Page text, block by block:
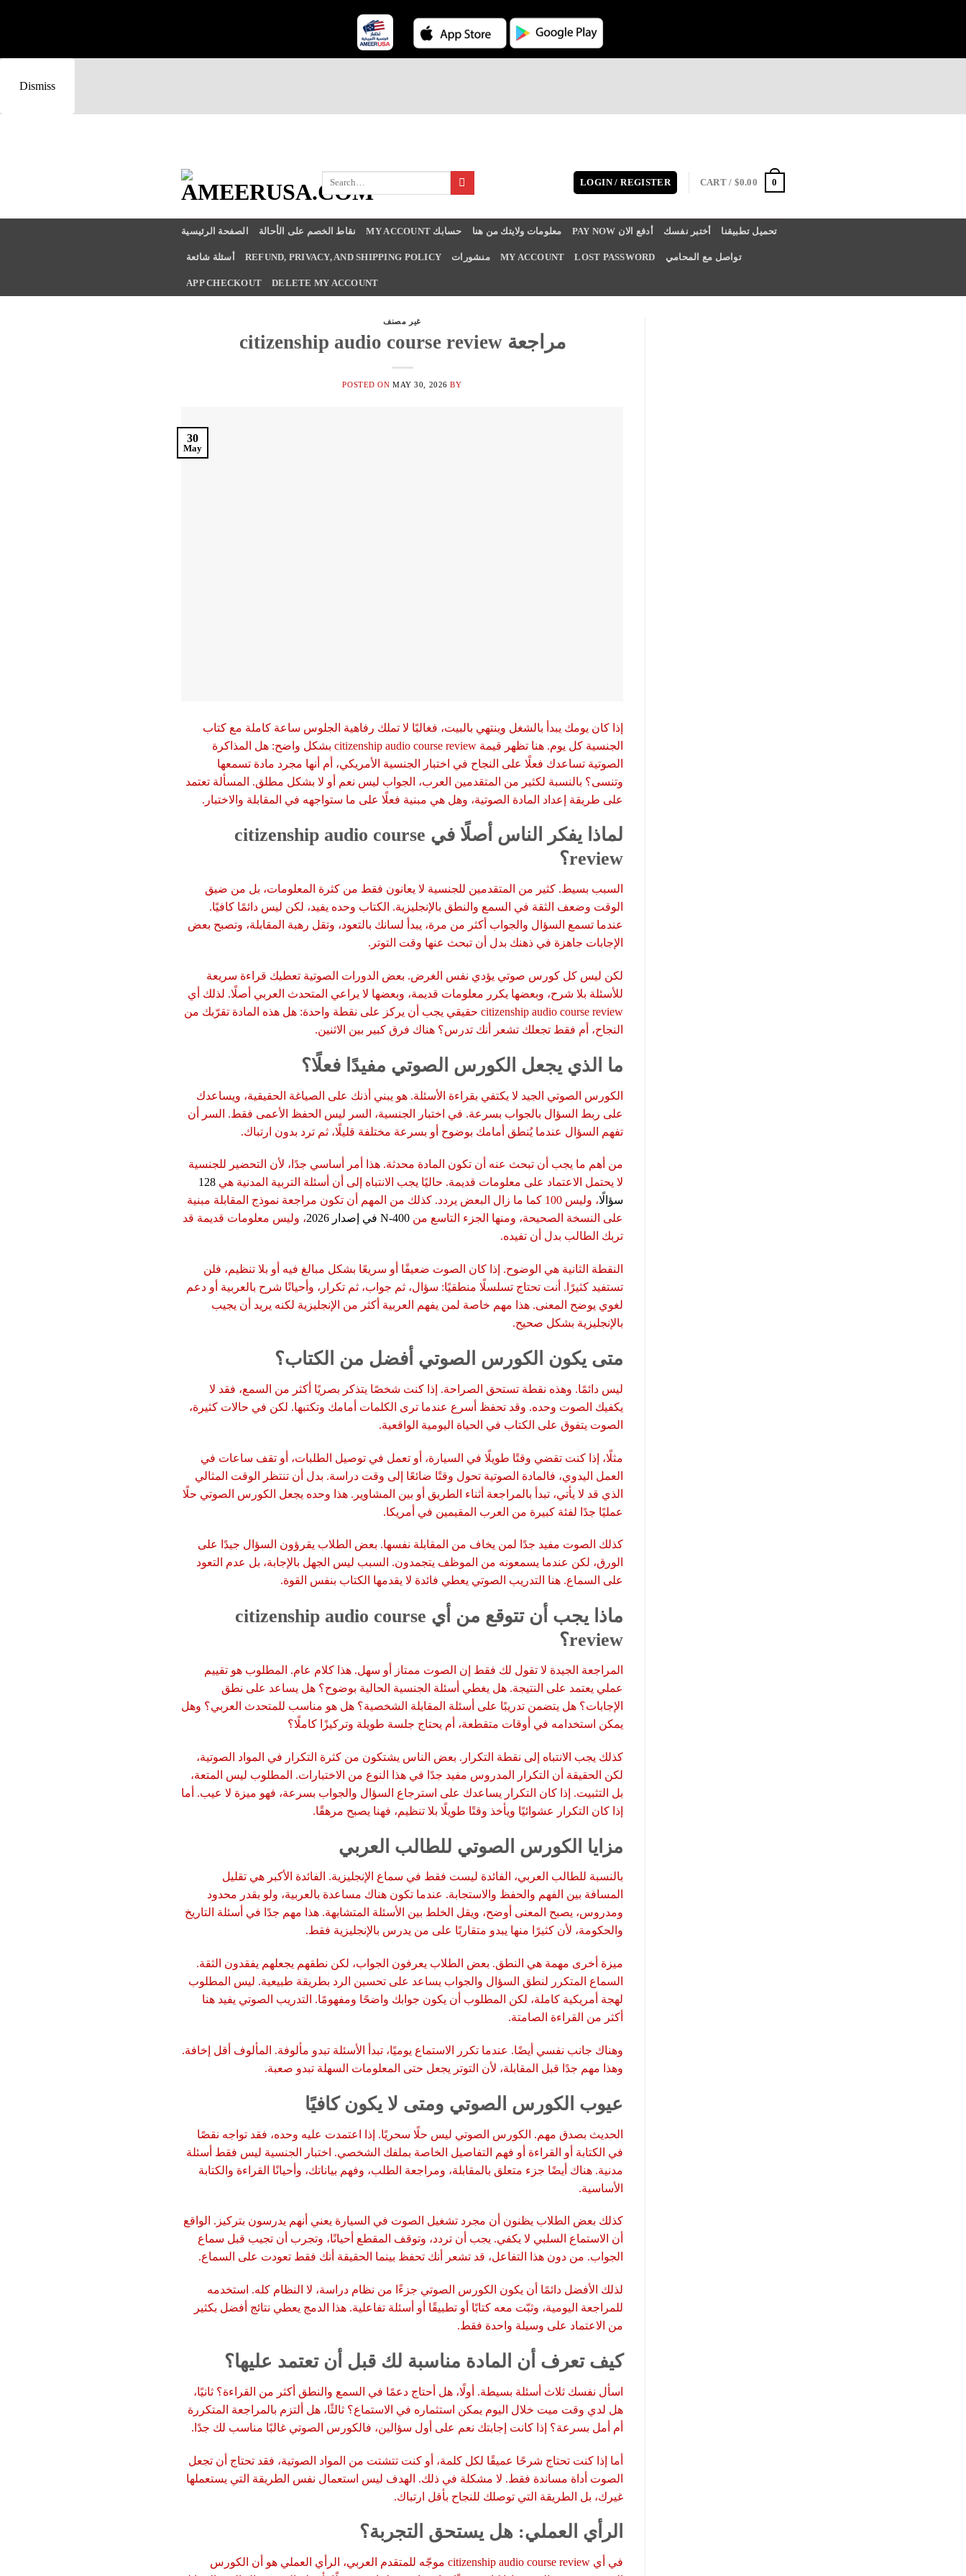
Dismiss
Search
LOGIN / REGISTER CART / $0.00 0
الصفحة الرئيسية نقاط الخصم على الأحالة MY ACCOUNT حسابك معلومات ولايتك من هنا PAY NOW أدفع الان أختبر نفسك تحميل تطبيقنا
أسئلة شائعة REFUND, PRIVACY, AND SHIPPING POLICY منشورات MY ACCOUNT LOST PASSWORD تواصل مع المحامي
APP CHECKOUT DELETE MY ACCOUNT
غير مصنف
مراجعة citizenship audio course review
POSTED ONMAY 30, 2026 BY
30
May
إذا كان يومك يبدأ بالشغل وينتهي بالبيت، فغالبًا لا تملك رفاهية الجلوس ساعة كاملة مع كتاب
الجنسية كل يوم. هنا تظهر قيمة citizenship audio course review بشكل واضح: هل المذاكرة
الصوتية تساعدك فعلًا على النجاح في اختبار الجنسية الأمريكي، أم أنها مجرد مادة تسمعها
وتنسى؟ بالنسبة لكثير من المتقدمين العرب، الجواب ليس نعم أو لا بشكل مطلق. المسألة تعتمد
على طريقة إعداد المادة الصوتية، وهل هي مبنية فعلًا على ما ستواجهه في المقابلة والاختبار.
لماذا يفكر الناس أصلًا في citizenship audio course
review؟
السبب بسيط. كثير من المتقدمين للجنسية لا يعانون فقط من كثرة المعلومات، بل من ضيق
الوقت وضعف الثقة في السمع والنطق بالإنجليزية. الكتاب وحده يفيد، لكن ليس دائمًا كافيًا.
عندما تسمع السؤال والجواب أكثر من مرة، يبدأ لسانك بالتعود، وتقل رهبة المقابلة، وتصبح بعض
الإجابات جاهزة في ذهنك بدل أن تبحث عنها وقت التوتر.
لكن ليس كل كورس صوتي يؤدي نفس الغرض. بعض الدورات الصوتية تعطيك قراءة سريعة
للأسئلة بلا شرح، وبعضها يكرر معلومات قديمة، وبعضها لا يراعي المتحدث العربي أصلًا. لذلك أي
citizenship audio course review حقيقي يجب أن يركز على نقطة واحدة: هل هذه المادة تقرّبك من
النجاح، أم فقط تجعلك تشعر أنك تدرس؟ هناك فرق كبير بين الاثنين.
ما الذي يجعل الكورس الصوتي مفيدًا فعلًا؟
الكورس الصوتي الجيد لا يكتفي بقراءة الأسئلة. هو يبني أذنك على الصياغة الحقيقية، ويساعدك
على ربط السؤال بالجواب بسرعة. في اختبار الجنسية، السر ليس الحفظ الأعمى فقط. السر أن
تفهم السؤال عندما يُنطق أمامك بوضوح أو بسرعة مختلفة قليلًا، ثم ترد بدون ارتباك.
من أهم ما يجب أن تبحث عنه أن تكون المادة محدثة. هذا أمر أساسي جدًا، لأن التحضير للجنسية
لا يحتمل الاعتماد على معلومات قديمة. حاليًا يجب الانتباه إلى أن أسئلة التربية المدنية هي 128
سؤالًا
، وليس 100 كما ما زال البعض يردد. كذلك من المهم أن تكون مراجعة نموذج المقابلة مبنية
على النسخة الصحيحة، ومنها الجزء التاسع من N-400 في إصدار 2026
، وليس معلومات قديمة قد
تربك الطالب بدل أن تفيده.
النقطة الثانية هي الوضوح. إذا كان الصوت ضعيفًا أو سريعًا بشكل مبالغ فيه أو بلا تنظيم، فلن
تستفيد كثيرًا. أنت تحتاج تسلسلًا منطقيًا: سؤال، ثم جواب، ثم تكرار، وأحيانًا شرح بالعربية أو دعم
لغوي يوضح المعنى. هذا مهم خاصة لمن يفهم العربية أكثر من الإنجليزية لكنه يريد أن يجيب
بالإنجليزية بشكل صحيح.
متى يكون الكورس الصوتي أفضل من الكتاب؟
ليس دائمًا. وهذه نقطة تستحق الصراحة. إذا كنت شخصًا يتذكر بصريًا أكثر من السمع، فقد لا
يكفيك الصوت وحده. وقد تحفظ أسرع عندما ترى الكلمات أمامك وتكتبها. لكن في حالات كثيرة،
الصوت يتفوق على الكتاب في الحياة اليومية الواقعية.
مثلًا، إذا كنت تقضي وقتًا طويلًا في السيارة، أو تعمل في توصيل الطلبات، أو تقف ساعات في
العمل اليدوي، فالمادة الصوتية تحول وقتًا ضائعًا إلى وقت دراسة. بدل أن تنتظر الوقت المثالي
الذي قد لا يأتي، تبدأ بالمراجعة أثناء الطريق أو بين المشاوير. هذا وحده يجعل الكورس الصوتي حلًا
عمليًا جدًا لفئة كبيرة من العرب المقيمين في أمريكا.
كذلك الصوت مفيد جدًا لمن يخاف من المقابلة نفسها. بعض الطلاب يقرؤون السؤال جيدًا على
الورق، لكن عندما يسمعونه من الموظف يتجمدون. السبب ليس الجهل بالإجابة، بل عدم التعود
على السماع. هنا التدريب الصوتي يعطي فائدة لا يقدمها الكتاب بنفس القوة.
ماذا يجب أن تتوقع من أي citizenship audio course
review؟
المراجعة الجيدة لا تقول لك فقط إن الصوت ممتاز أو سهل. هذا كلام عام. المطلوب هو تقييم
عملي يعتمد على النتيجة. هل يغطي أسئلة الجنسية الحالية بوضوح؟ هل يساعد على نطق
الإجابات؟ هل يتضمن تدريبًا على أسئلة المقابلة الشخصية؟ هل هو مناسب للمتحدث العربي؟ وهل
يمكن استخدامه في أوقات متقطعة، أم يحتاج جلسة طويلة وتركيزًا كاملًا؟
كذلك يجب الانتباه إلى نقطة التكرار. بعض الناس يشتكون من كثرة التكرار في المواد الصوتية،
لكن الحقيقة أن التكرار المدروس مفيد جدًا في هذا النوع من الاختبارات. المطلوب ليس المتعة،
بل التثبيت. إذا كان التكرار يساعدك على استرجاع السؤال والجواب بسرعة، فهو ميزة لا عيب. أما
إذا كان التكرار عشوائيًا ويأخذ وقتًا طويلًا بلا تنظيم، فهنا يصبح مرهقًا.
مزايا الكورس الصوتي للطالب العربي
بالنسبة للطالب العربي، الفائدة ليست فقط في سماع الإنجليزية. الفائدة الأكبر هي تقليل
المسافة بين الفهم والحفظ والاستجابة. عندما تكون هناك مساعدة بالعربية، ولو بقدر محدود
ومدروس، يصبح المعنى أوضح، ويقل الخلط بين الأسئلة المتشابهة. هذا مهم جدًا في أسئلة التاريخ
والحكومة، لأن كثيرًا منها يبدو متقاربًا على من يدرس بالإنجليزية فقط.
ميزة أخرى مهمة هي النطق. بعض الطلاب يعرفون الجواب، لكن نطقهم يجعلهم يفقدون الثقة.
السماع المتكرر لنطق السؤال والجواب يساعد على تحسين الرد بطريقة طبيعية. ليس المطلوب
لهجة أمريكية كاملة، لكن المطلوب أن يكون جوابك واضحًا ومفهومًا. التدريب الصوتي يفيد هنا
أكثر من القراءة الصامتة.
وهناك جانب نفسي أيضًا. عندما تكرر الاستماع يوميًا، تبدأ الأسئلة تبدو مألوفة. المألوف أقل إخافة.
وهذا مهم جدًا قبل المقابلة، لأن التوتر يجعل حتى المعلومات السهلة تبدو صعبة.
عيوب الكورس الصوتي ومتى لا يكون كافيًا
الحديث بصدق مهم. الكورس الصوتي ليس حلًا سحريًا. إذا اعتمدت عليه وحده، فقد تواجه نقصًا
في الكتابة أو القراءة أو فهم التفاصيل الخاصة بملفك الشخصي. اختبار الجنسية ليس فقط أسئلة
مدنية. هناك أيضًا جزء متعلق بالمقابلة، ومراجعة الطلب، وفهم بياناتك، وأحيانًا القراءة والكتابة
الأساسية.
كذلك بعض الطلاب يظنون أن مجرد تشغيل الصوت في السيارة يعني أنهم يدرسون بتركيز. الواقع
أن الاستماع السلبي لا يكفي. يجب أن تردد، وتوقف المقطع أحيانًا، وتجرب أن تجيب قبل سماع
الجواب. من دون هذا التفاعل، قد تشعر أنك تحفظ بينما الحقيقة أنك فقط تعودت على السماع.
لذلك الأفضل دائمًا أن يكون الكورس الصوتي جزءًا من نظام دراسة، لا النظام كله. استخدمه
للمراجعة اليومية، وثبّت معه كتابًا أو تطبيقًا أو أسئلة تفاعلية. هذا الدمج يعطي نتائج أفضل بكثير
من الاعتماد على وسيلة واحدة فقط.
كيف تعرف أن المادة مناسبة لك قبل أن تعتمد عليها؟
اسأل نفسك ثلاث أسئلة بسيطة. أولًا، هل أحتاج دعمًا في السمع والنطق أكثر من القراءة؟ ثانيًا،
هل لدي وقت ميت خلال اليوم يمكن استثماره في الاستماع؟ ثالثًا، هل ألتزم بالمراجعة المتكررة
أم أمل بسرعة؟ إذا كانت إجابتك نعم على أول سؤالين، فالكورس الصوتي غالبًا مناسب لك جدًا.
أما إذا كنت تحتاج شرحًا عميقًا لكل كلمة، أو كنت تتشتت من المواد الصوتية، فقد تحتاج أن تجعل
الصوت أداة مساندة فقط. لا مشكلة في ذلك. الهدف ليس استعمال نفس الطريقة التي يستعملها
غيرك، بل الطريقة التي توصلك للنجاح بأقل ارتباك.
الرأي العملي: هل يستحق التجربة؟
في أي citizenship audio course review موجّه للمتقدم العربي، الرأي العملي هو أن الكورس